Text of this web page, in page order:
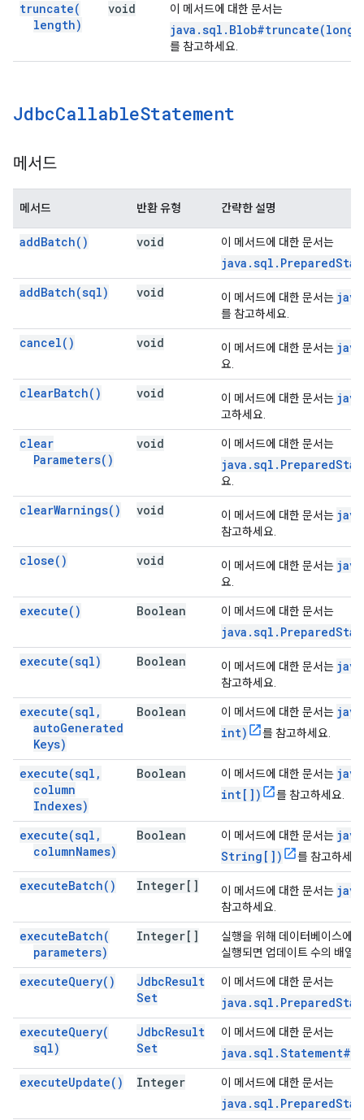
truncate(
length)
void 이 메서드에 대한 문서는
java.sql.Blob#truncate(long)
를 참고하세요.
JdbcCallableStatement
메서드
메서드 반환 유형 간략한 설명
addBatch( ) void 이 메서드에 대한 문서는
addBatch(sql) void 이 메서드에 대한 문서는
를 참고하세요.
cancel( ) void 이 메서드에 대한 문서는
요.
clearBatch( ) void 이 메서드에 대한 문서는
고하세요.
clear
Parameters( )
void 이 메서드에 대한 문서는
요.
clearWarnings( ) void 이 메서드에 대한 문서는
참고하세요.
close( ) void 이 메서드에 대한 문서는
요.
execute( ) Boolean 이 메서드에 대한 문서는
execute(sql) Boolean 이 메서드에 대한 문서는
참고하세요.
execute(sql ,
autoGenerated
Keys)
Boolean 이 메서드에 대한 문서는
int)
를 참고하세요.
execute(sql ,
column
Indexes)
Boolean 이 메서드에 대한 문서는
int[])
를 참고하세요.
execute(sql ,
columnNames)
Boolean 이 메서드에 대한 문서는
String[])
를 참고하세
executeBatch( ) Integer[] 이 메서드에 대한 문서는
참고하세요.
executeBatch(
parameters)
Integer[]
실행을 위해 데이터베이스에
실행되면 업데이트 수의 배열
executeQuery( ) JdbcResult
Set
이 메서드에 대한 문서는
executeQuery(
sql)
JdbcResult
Set
이 메서드에 대한 문서는
executeUpdate( ) Integer 이 메서드에 대한 문서는